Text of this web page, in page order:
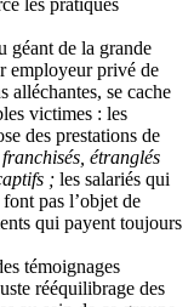
géant de la grande
employeur privé de
alléchantes, se cache
victimes : les
des prestations de
franchisés, étranglés
; les salariés qui
pas l’objet de
qui payent toujours
témoignages
rééquilibrage des